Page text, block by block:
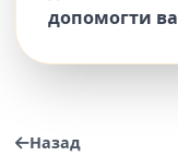
допомогти
Назад